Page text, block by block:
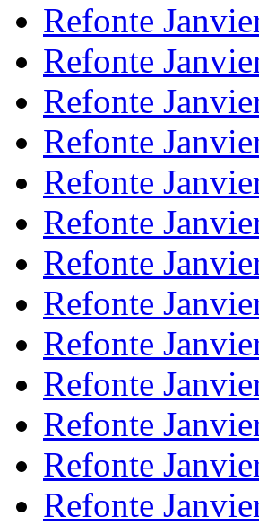
Refonte
Refonte
Refonte
Refonte
Refonte
Refonte
Refonte
Refonte
Refonte
Refonte
Refonte
Refonte
Refonte